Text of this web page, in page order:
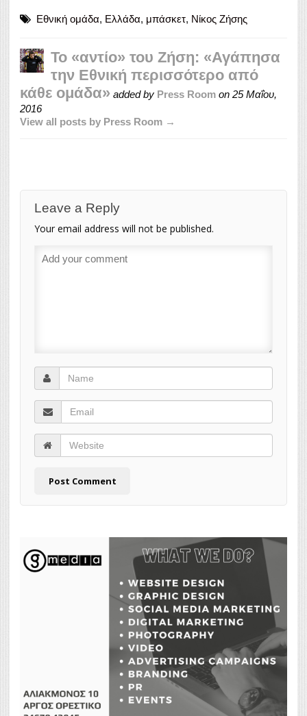
Εθνική ομάδα, Ελλάδα, μπάσκετ, Νίκος Ζήσης
Το «αντίο» του Ζήση: «Αγάπησα
την Εθνική περισσότερο από
κάθε ομάδα» added by Press Room on 25 Μαΐου,
2016
View all posts by Press Room →
Leave a Reply
Your email address will not be published.